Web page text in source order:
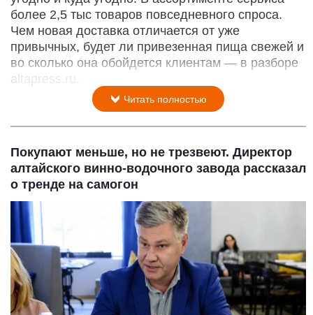
более 2,5 тыс товаров повседневного спроса.
Чем новая доставка отличается от уже
привычных, будет ли привезенная пища свежей и
во сколько она обойдется клиентам — в разборе
altapress.ru.
Читать полностью
Покупают меньше, но не трезвеют. Директор
алтайского винно-водочного завода рассказал
о тренде на самогон